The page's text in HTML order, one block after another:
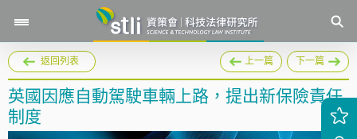
返回列表 上一篇 下一篇
英國因應自動駕駛車輛上路，提出新保險責任
制度